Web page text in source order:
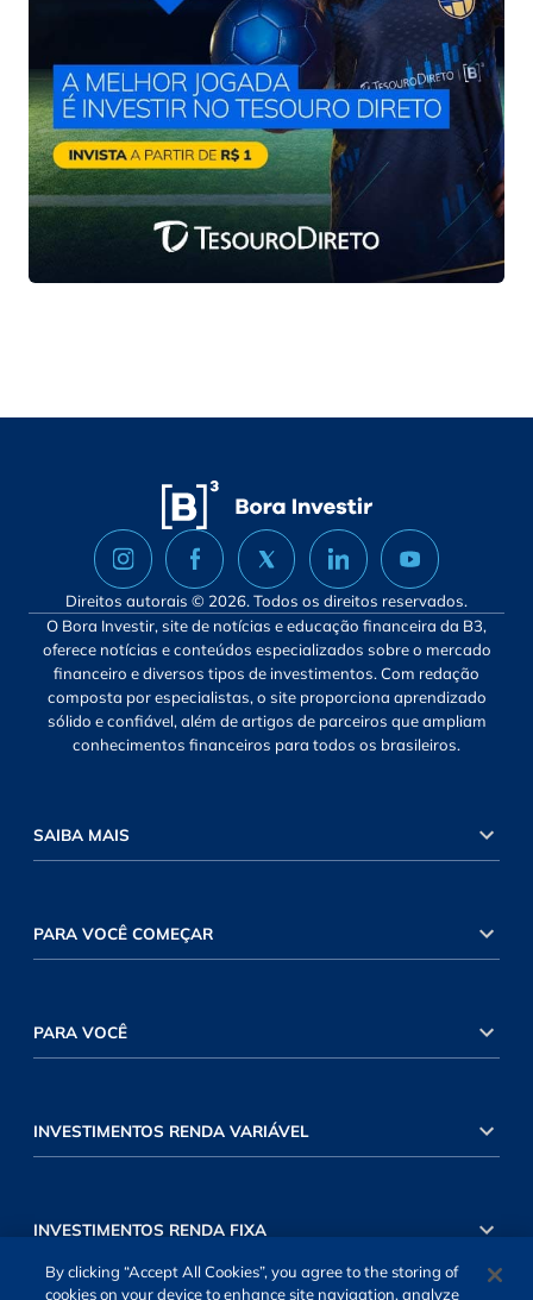
Direitos autorais © 2026. Todos os direitos reservados.
O Bora Investir, site de notícias e educação financeira da B3,
oferece notícias e conteúdos especializados sobre o mercado
financeiro e diversos tipos de investimentos. Com redação
composta por especialistas, o site proporciona aprendizado
sólido e confiável, além de artigos de parceiros que ampliam
conhecimentos financeiros para todos os brasileiros.
SAIBA MAIS
PARA VOCÊ COMEÇAR
PARA VOCÊ
INVESTIMENTOS RENDA VARIÁVEL
INVESTIMENTOS RENDA FIXA
By clicking “Accept All Cookies”, you agree to the storing of
cookies on your device to enhance site navigation, analyze